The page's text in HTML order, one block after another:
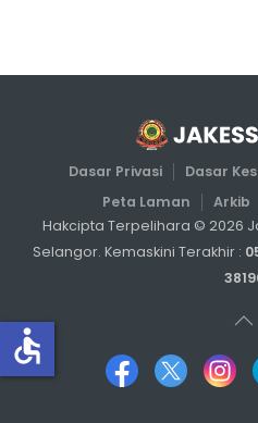
Dasar Privasi Dasar
Peta Laman
Arkib
Hakcipta Terpelihara © 2026
Selangor. Kemaskini Terakhir :
accessible